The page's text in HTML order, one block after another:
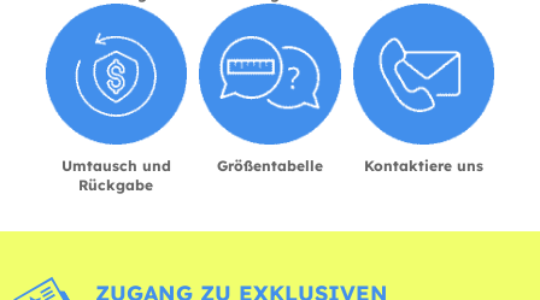
Umtausch und
Rückgabe
Größentabelle Kontaktiere uns
ZUGANG ZU EXKLUSIVEN